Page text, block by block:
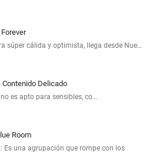
súper cálida y optimista, llega desde Nue…
Contenido Delicado
es apto para sensibles, co…
Room
: Es una agrupación que rompe con los